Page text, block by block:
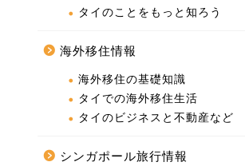
タイのことをもっと知ろう
海外移住情報
海外移住の基礎知識
タイでの海外移住生活
タイのビジネスと不動産など
シンガポール旅行情報